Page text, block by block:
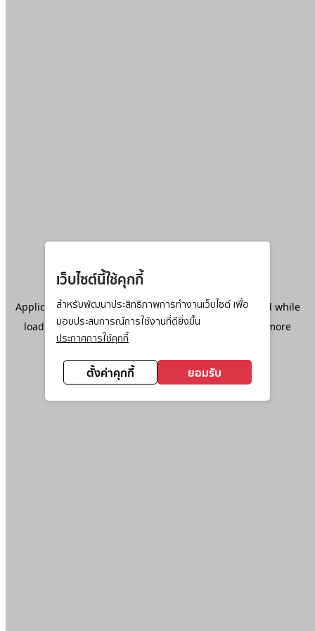
เว็บไซต์นี้ใช้คุกกี้
สำหรับพัฒนาประสิทธิภาพการทำงานเว็บไซต์ เพื่อ
มอบประสบการณ์การใช้งานที่ดียิ่งขึ้น
ประกาศการใช้คุกกี้
ตั้งค่าคุกกี้ ยอมรับ
Application error: aclient-side exception has occurred while
loadingwww.ktc.co.th(see the browser console
for more
information).